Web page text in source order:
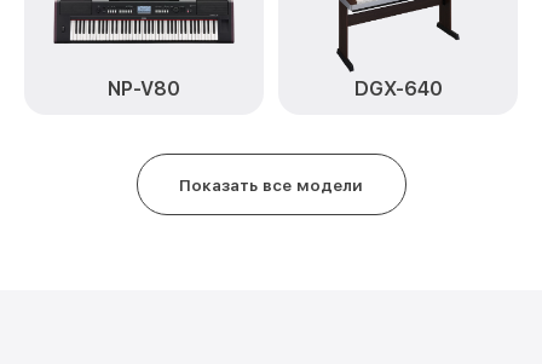
NP-V80 DGX-640
Показать все модели